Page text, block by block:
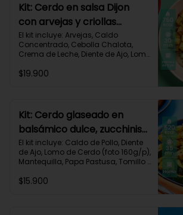
Kit: Cerdo en salsa Dijon
con arvejas y criollas
asadas-95
El kit incluye: Arvejas, Caldo
Concentrado, Cebolla Chalota,
Crema de Leche, Diente de Ajo, Lomo
Mostaza Dijon, Papa Criolla,
Carbohidratos 58g | Grasas 38g |
Proteínas 44g
$19.900
Kit: Cerdo glaseado en
balsámico dulce, zucchinis
y papas al tomillo-57
El kit incluye: Caldo de Pollo, Diente
de Ajo, Lomo de Cerdo (foto 160g/p),
Mantequilla, Papa Pastusa, Tomillo
Verde, Receta Impresa.
$15.900